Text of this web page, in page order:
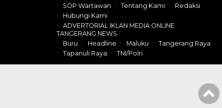
SOP Wartawan
Tentang Kami
Redaksi
Hubungi Kami
ADVERTORIAL IKLAN MEDIA ONLINE
TANGERANG NEWS
Buru
Headline Maluku
Tangerang Raya
Tapanuli Raya
TNI/Polri